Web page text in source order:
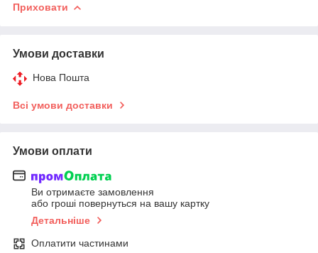
Приховати
Умови доставки
Нова Пошта
Всі умови доставки
Умови оплати
Ви отримаєте замовлення
або гроші повернуться на вашу картку
Детальніше
Оплатити частинами